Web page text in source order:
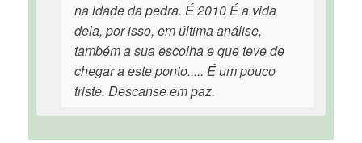
na idade da pedra. É 2010 É a vida
dela, por isso, em última análise,
também a sua escolha e que teve de
chegar a este ponto..... É um pouco
triste. Descanse em paz.